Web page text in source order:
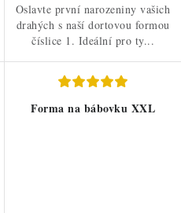
Oslavte první narozeniny vašich
drahých s naší dortovou formou
číslice 1. Ideální pro ty...
Forma na bábovku XXL